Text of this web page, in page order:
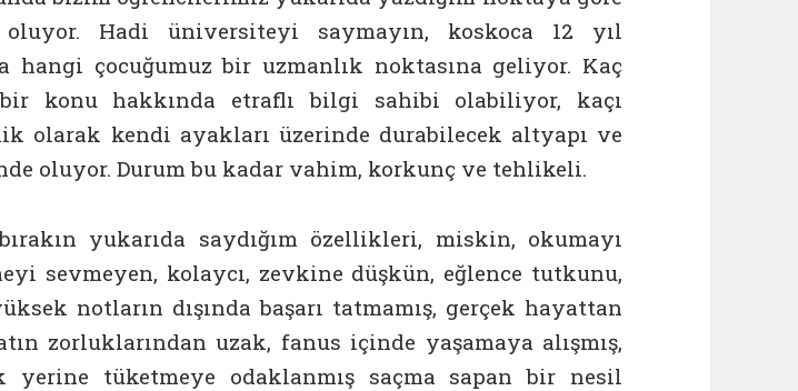
oluyor. Hadi üniversiteyi saymayın, koskoca 12 yıl
hangi çocuğumuz bir uzmanlık noktasına geliyor. Kaç
konu hakkında etraflı bilgi sahibi olabiliyor, kaçı
olarak kendi ayakları üzerinde durabilecek altyapı ve
oluyor. Durum bu kadar vahim, korkunç ve tehlikeli.
yukarıda saydığım özellikleri, miskin, okumayı
sevmeyen, kolaycı, zevkine düşkün, eğlence tutkunu,
notların dışında başarı tatmamış, gerçek hayattan
zorluklarından uzak, fanus içinde yaşamaya alışmış,
yerine tüketmeye odaklanmış saçma sapan bir nesil